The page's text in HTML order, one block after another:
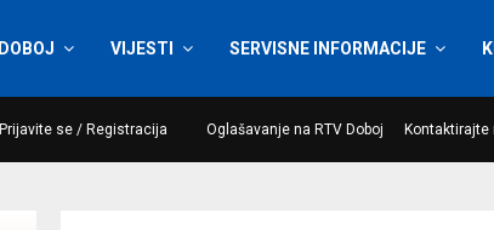
DOBOJ VIJESTI SERVISNE INFORMACIJE
Prijavite se / Registracija Oglašavanje na RTV Doboj Kontaktirajte